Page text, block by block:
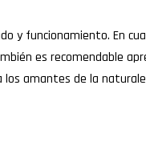
y funcionamiento. En
es recomendable
amantes de la